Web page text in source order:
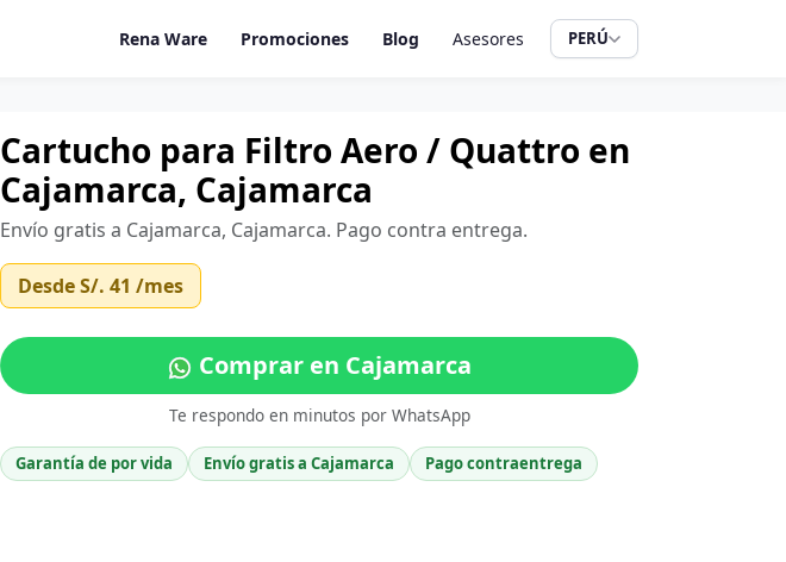
Rena Ware Promociones Blog Asesores PERÚ
Cartucho para Filtro Aero / Quattro en
Cajamarca, Cajamarca
Envío gratis a Cajamarca, Cajamarca. Pago contra entrega.
DesdeS/. 41 /mes
Comprar en Cajamarca
Te respondo en minutos por WhatsApp
Garantía de por vida Envío gratis a Cajamarca Pago contraentrega